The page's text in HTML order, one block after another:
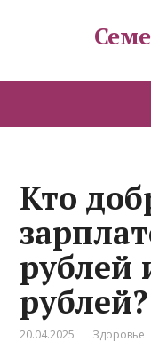
Кто
рублей
рублей?
20.04.2025 Здоровье